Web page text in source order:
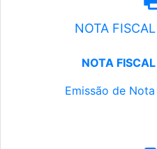
NOTA
NOTA
Emissão de